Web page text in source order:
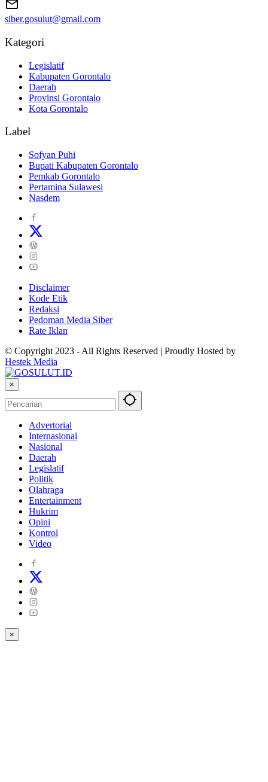
siber.gosulut@gmail.com
Kategori
Legislatif
Kabupaten Gorontalo
Daerah
Provinsi Gorontalo
Kota Gorontalo
Label
Sofyan Puhi
Bupati Kabupaten Gorontalo
Pemkab Gorontalo
Pertamina Sulawesi
Nasdem
Disclaimer
Kode Etik
Redaksi
Pedoman Media Siber
Rate Iklan
© Copyright 2023 - All Rights Reserved | Proudly Hosted by
Hestek Media
×
Advertorial
Internasional
Nasional
Daerah
Legislatif
Politik
Olahraga
Entertainment
Hukrim
Opini
Kontrol
Video
×